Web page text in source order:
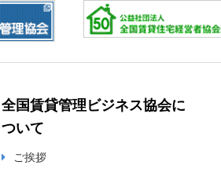
全国賃貸管理ビジネス協会に
ついて
ご挨拶